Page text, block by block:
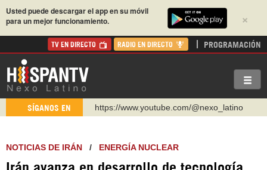
×
Usted puede descargar el app en su móvil
para un mejor funcionamiento.
TV EN DIRECTO RADIO EN DIRECTO PROGRAMACIÓN
SÍGANOS EN
https://www.youtube.com/@nexo_latino
https://t.me/hispantvcanal
https://urmedium.com/c/hispantv
NOTICIAS DE IRÁN / ENERGÍA NUCLEAR
Irán avanza en desarrollo de tecnología